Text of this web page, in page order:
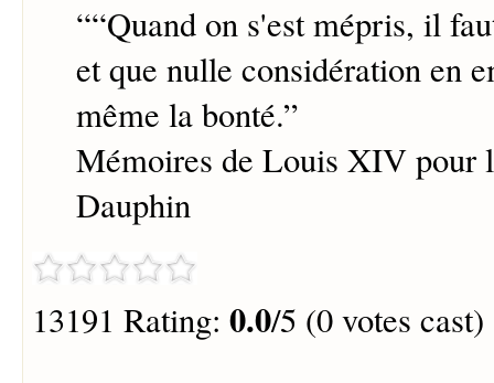
““Quand on s'est mépris, il
et que nulle considération en
même la bonté.”
Mémoires de Louis XIV pour
Dauphin
13191 Rating: 0.0/5 (0 votes cast)